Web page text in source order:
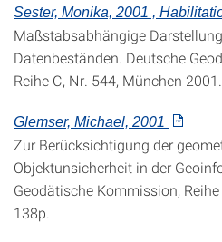
Sester, Monika, 2001 ,
Maßstabsabhängige
Datenbeständen. Deutsche
Reihe C, Nr. 544, München 2001.
Glemser, Michael, 2001
Zur Berücksichtigung der
Objektunsicherheit in der
Geodätische Kommission,
138p.